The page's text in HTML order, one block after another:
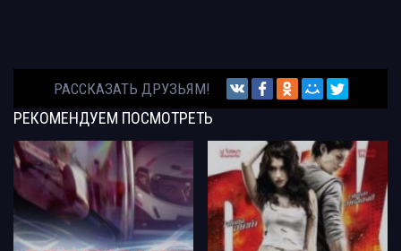
РАССКАЗАТЬ ДРУЗЬЯМ!
РЕКОМЕНДУЕМ ПОСМОТРЕТЬ